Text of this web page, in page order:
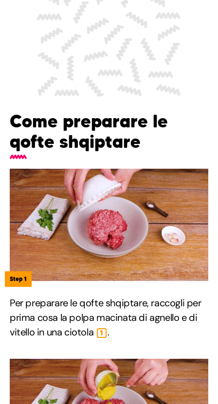
Come preparare le
qofte shqiptare
Step 1
Per preparare le qofte shqiptare, raccogli per
prima cosa la polpa macinata di agnello e di
vitello in una ciotola
1 .